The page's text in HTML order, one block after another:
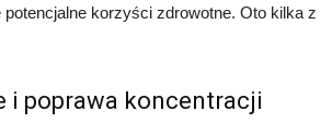
korzyści zdrowotne. Oto kilka z
i poprawa koncentracji